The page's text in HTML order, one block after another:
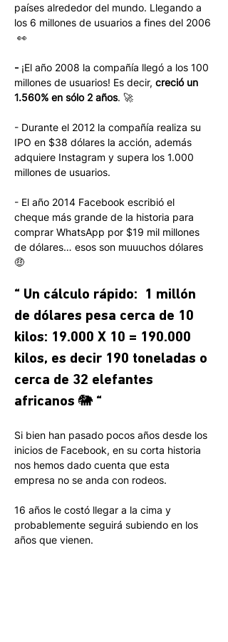
países alrededor del mundo. Llegando a
los 6 millones de usuarios a fines del 2006
👀
- ¡El año 2008 la compañía llegó a los 100
millones de usuarios! Es decir, creció un
1.560% en sólo 2 años. 🚀
- Durante el 2012 la compañía realiza su
IPO en $38 dólares la acción, además
adquiere Instagram y supera los 1.000
millones de usuarios.
- El año 2014 Facebook escribió el
cheque más grande de la historia para
comprar WhatsApp por $19 mil millones
de dólares… esos son muuuchos dólares
🤑
“ Un cálculo rápido:  1 millón
de dólares pesa cerca de 10
kilos: 19.000 X 10 = 190.000
kilos, es decir 190 toneladas o
cerca de 32 elefantes
africanos 🐘 “
Si bien han pasado pocos años desde los
inicios de Facebook, en su corta historia
nos hemos dado cuenta que esta
empresa no se anda con rodeos.
16 años le costó llegar a la cima y
probablemente seguirá subiendo en los
años que vienen.